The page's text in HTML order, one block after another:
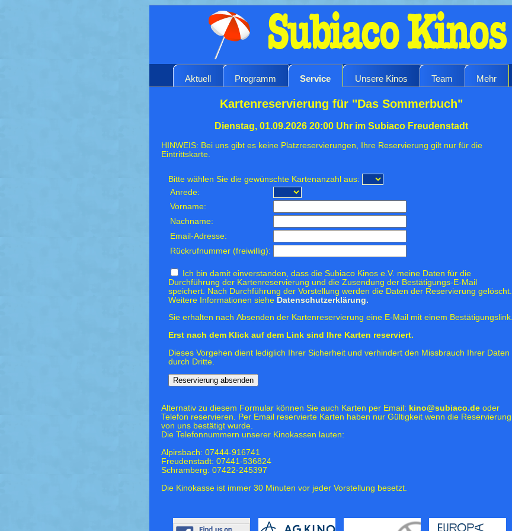
Aktuell Programm Service Unsere Kinos Team Mehr
Kartenreservierung für "Das Sommerbuch"
Dienstag, 01.09.2026 20:00 Uhr im Subiaco Freudenstadt
HINWEIS: Bei uns gibt es keine Platzreservierungen, Ihre Reservierung gilt nur für die
Eintrittskarte.
Bitte wählen Sie die gewünschte Kartenanzahl aus:
Anrede:
Vorname:
Nachname:
Email-Adresse:
Rückrufnummer (freiwillig):
Ich bin damit einverstanden, dass die Subiaco Kinos e.V. meine Daten für die
Durchführung der Kartenreservierung und die Zusendung der Bestätigungs-E-Mail
speichert. Nach Durchführung der Vorstellung werden die Daten der Reservierung gelöscht.
Weitere Informationen siehe Datenschutzerklärung.
Sie erhalten nach Absenden der Kartenreservierung eine E-Mail mit einem Bestätigungslink.
Erst nach dem Klick auf dem Link sind Ihre Karten reserviert.
Dieses Vorgehen dient lediglich Ihrer Sicherheit und verhindert den Missbrauch Ihrer Daten
durch Dritte.
Alternativ zu diesem Formular können Sie auch Karten per Email: kino@subiaco.de oder
Telefon reservieren. Per Email reservierte Karten haben nur Gültigkeit wenn die Reservierung
von uns bestätigt wurde.
Die Telefonnummern unserer Kinokassen lauten:
Alpirsbach: 07444-916741
Freudenstadt: 07441-536824
Schramberg: 07422-245397
Die Kinokasse ist immer 30 Minuten vor jeder Vorstellung besetzt.